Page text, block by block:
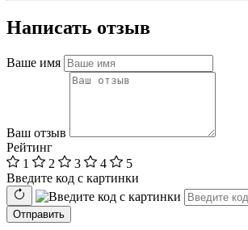
Написать отзыв
Ваше имя
Ваш отзыв
Рейтинг
1
2 3 4
5
Введите код с картинки
Отправить